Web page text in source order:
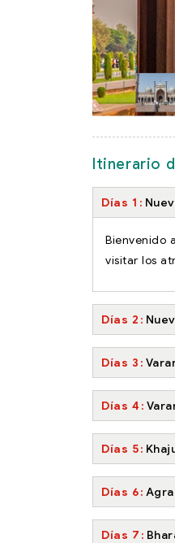
Itinerario
Días 1
Bienvenido
visitar los
Días 2
Días 3
Días 4
Días 5
Días 6 Agra
Días 7